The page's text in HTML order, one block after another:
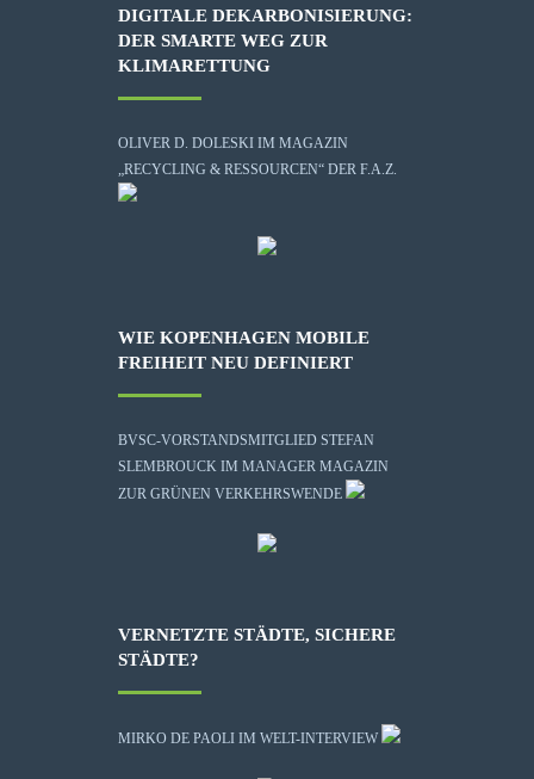
DIGITALE DEKARBONISIERUNG:
DER SMARTE WEG ZUR
KLIMARETTUNG
OLIVER D. DOLESKI IM MAGAZIN
„RECYCLING & RESSOURCEN“ DER F.A.Z.
WIE KOPENHAGEN MOBILE
FREIHEIT NEU DEFINIERT
BVSC-VORSTANDSMITGLIED STEFAN
SLEMBROUCK IM MANAGER MAGAZIN
ZUR GRÜNEN VERKEHRSWENDE
VERNETZTE STÄDTE, SICHERE
STÄDTE?
MIRKO DE PAOLI IM WELT-INTERVIEW